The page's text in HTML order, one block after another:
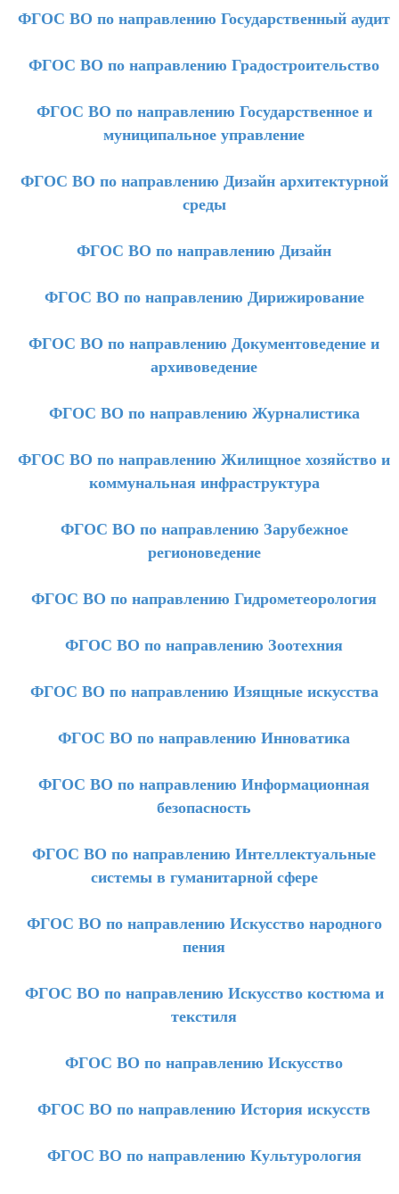
ФГОС ВО по направлению Государственный аудит
ФГОС ВО по направлению Градостроительство
ФГОС ВО по направлению Государственное и
муниципальное управление
ФГОС ВО по направлению Дизайн архитектурной
среды
ФГОС ВО по направлению Дизайн
ФГОС ВО по направлению Дирижирование
ФГОС ВО по направлению Документоведение и
архивоведение
ФГОС ВО по направлению Журналистика
ФГОС ВО по направлению Жилищное хозяйство и
коммунальная инфраструктура
ФГОС ВО по направлению Зарубежное
регионоведение
ФГОС ВО по направлению Гидрометеорология
ФГОС ВО по направлению Зоотехния
ФГОС ВО по направлению Изящные искусства
ФГОС ВО по направлению Инноватика
ФГОС ВО по направлению Информационная
безопасность
ФГОС ВО по направлению Интеллектуальные
системы в гуманитарной сфере
ФГОС ВО по направлению Искусство народного
пения
ФГОС ВО по направлению Искусство костюма и
текстиля
ФГОС ВО по направлению Искусство
ФГОС ВО по направлению История искусств
ФГОС ВО по направлению Культурология